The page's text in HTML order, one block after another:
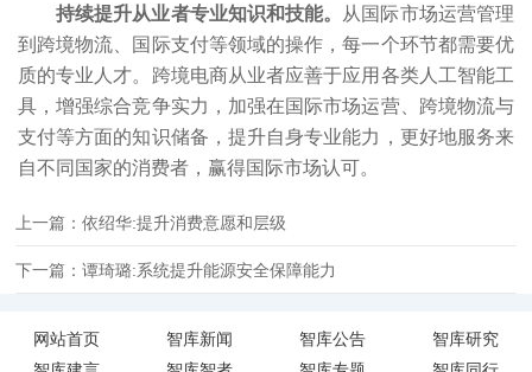
持续提升从业者专业知识和技能。 从国际市场运营管理
到跨境物流、国际支付等领域的操作，每一个环节都需要优
质的专业人才。跨境电商从业者应善于应用各类人工智能工
具，增强综合竞争实力，加强在国际市场运营、跨境物流与
支付等方面的知识储备，提升自身专业能力，更好地服务来
自不同国家的消费者，赢得国际市场认可。
上一篇：依绍华:提升消费意愿和层级
下一篇：谭琦璐:系统提升能源安全保障能力
网站首页 智库新闻 智库公告
智库研究